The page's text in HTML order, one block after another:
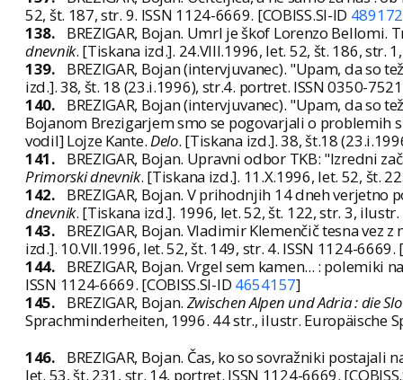
52, št. 187, str. 9. ISSN 1124-6669. [COBISS.SI-ID
138.
BREZIGAR, Bojan. Umrl je škof Lorenzo Bellomi.
dnevnik. [Tiskana izd.]. 24.VIII.1996, let. 52, št. 186, str.
139.
BREZIGAR, Bojan (intervjuvanec). "Upam, da so
izd.]. 38, št. 18 (23.i.1996), str.4. portret. ISSN 0350-
140.
BREZIGAR, Bojan (intervjuvanec). "Upam, da so
Bojanom Brezigarjem smo se pogovarjali o problemih
vodil] Lojze Kante.Delo. [Tiskana izd.]. 38, št.18
141.
BREZIGAR, Bojan. Upravni odbor TKB: "Izredni
Primorski dnevnik. [Tiskana izd.]. 11.X.1996, let. 52, št.
142.
BREZIGAR, Bojan. V prihodnjih 14 dneh
dnevnik. [Tiskana izd.]. 1996, let. 52, št. 122, str. 3,
143.
BREZIGAR, Bojan. Vladimir Klemenčič tesna
izd.]. 10.VII.1996, let. 52, št. 149, str. 4. ISSN 1124-6669.
144.
BREZIGAR, Bojan. Vrgel sem kamen... : polemiki
ISSN 1124-6669. [COBISS.SI-ID 4654157]
145.
BREZIGAR, Bojan. Zwischen Alpen und Adria : die
Sprachminderheiten, 1996. 44 str., ilustr. Europäische
146.
BREZIGAR, Bojan. Čas, ko so sovražniki postajali
let. 53, št. 231, str. 14, portret. ISSN 1124-6669.